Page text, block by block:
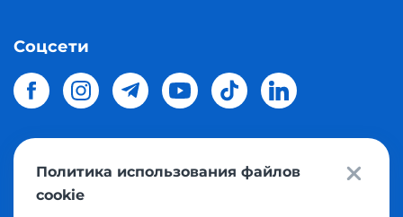
Соцсети
© 2026 Meest Shoppingдоставка покупок с интернет
магазинов мира в Украину.
Политика использования файлов
cookie